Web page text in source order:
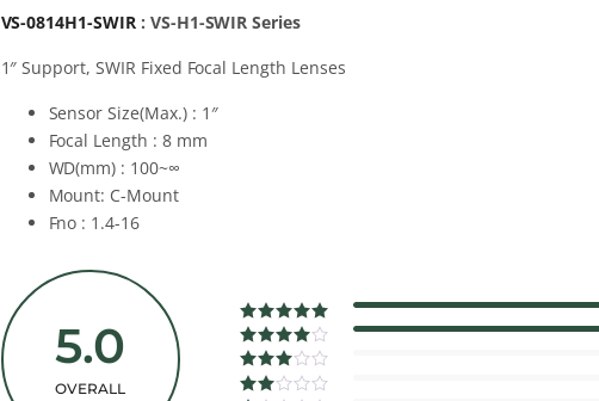
VS-0814H1-SWIR: VS-H1-SWIR Series
1″ Support, SWIR Fixed Focal Length Lenses
Sensor Size(Max.) : 1″
Focal Length : 8 mm
WD(mm) : 100~∞
Mount: C-Mount
Fno : 1.4-16
5.0
OVERALL